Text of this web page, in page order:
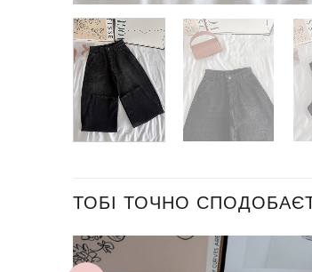
ТОБІ ТОЧНО